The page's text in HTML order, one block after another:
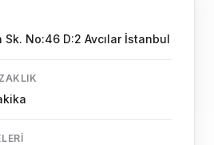
No:46 D:2 Avcılar İstanbul